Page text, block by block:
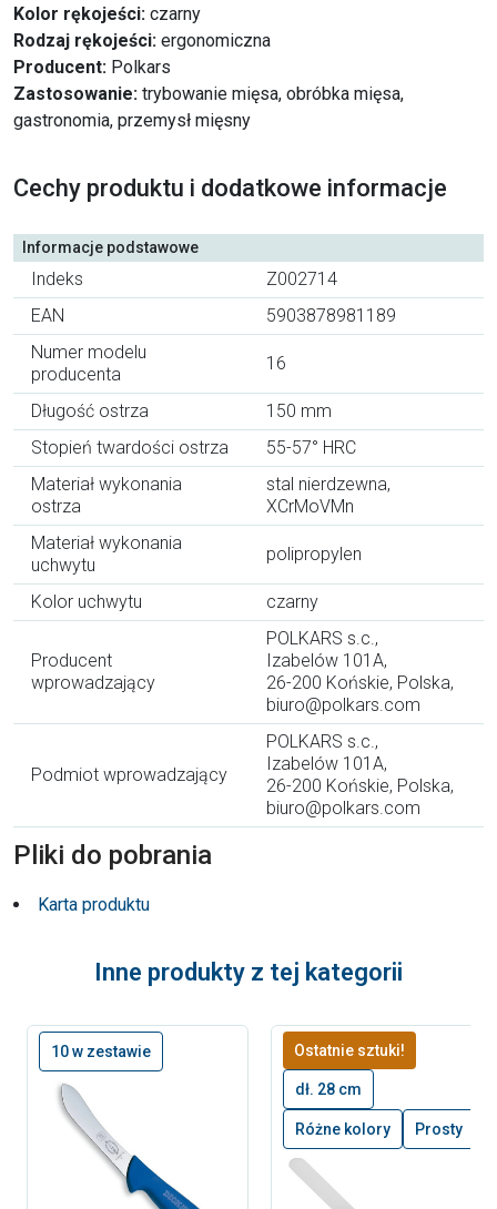
Kolor rękojeści: czarny
Rodzaj rękojeści: ergonomiczna
Producent: Polkars
Zastosowanie: trybowanie mięsa, obróbka mięsa,
gastronomia, przemysł mięsny
Cechy produktu i dodatkowe informacje
Informacje podstawowe
Indeks
Z002714
EAN
5903878981189
Numer modelu
producenta
16
Długość ostrza
150 mm
Stopień twardości ostrza
55-57° HRC
Materiał wykonania
ostrza
stal nierdzewna,
XCrMoVMn
Materiał wykonania
uchwytu
polipropylen
Kolor uchwytu czarny
Producent
wprowadzający
POLKARS s.c.,
Izabelów 101A,
26-200 Końskie, Polska,
biuro@polkars.com
Podmiot wprowadzający
POLKARS s.c.,
Izabelów 101A,
26-200 Końskie, Polska,
biuro@polkars.com
Pliki do pobrania
Karta produktu
Inne produkty z tej kategorii
10 w zestawie Ostatnie sztuki!
dł. 28 cm
Różne kolory Prosty